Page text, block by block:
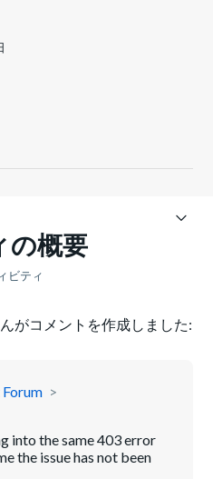
の概要
ビティ
がコメントを作成しました:
into the same 403 error
the issue has not been